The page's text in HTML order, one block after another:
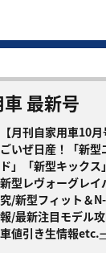
最新号
【月刊自家用車10
ごいぜ日産！「新型
ド」「新型キックス
新型レヴォーグレイ
究/新型フィット＆
報/最新注目モデル
車値引き生情報etc.